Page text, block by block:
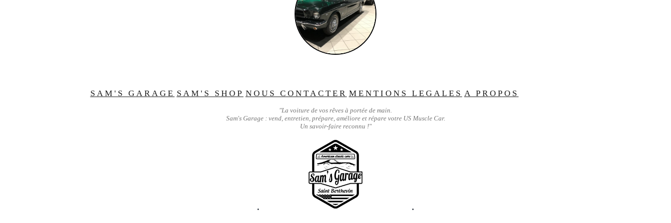
SAM'S GARAGE SAM'S SHOP NOUS CONTACTER MENTIONS LEGALES A PROPOS
"La voiture de vos rêves à portée de main.
Sam's Garage : vend, entretien, prépare, améliore et répare votre US Muscle Car.
Un savoir-faire reconnu !"
• •